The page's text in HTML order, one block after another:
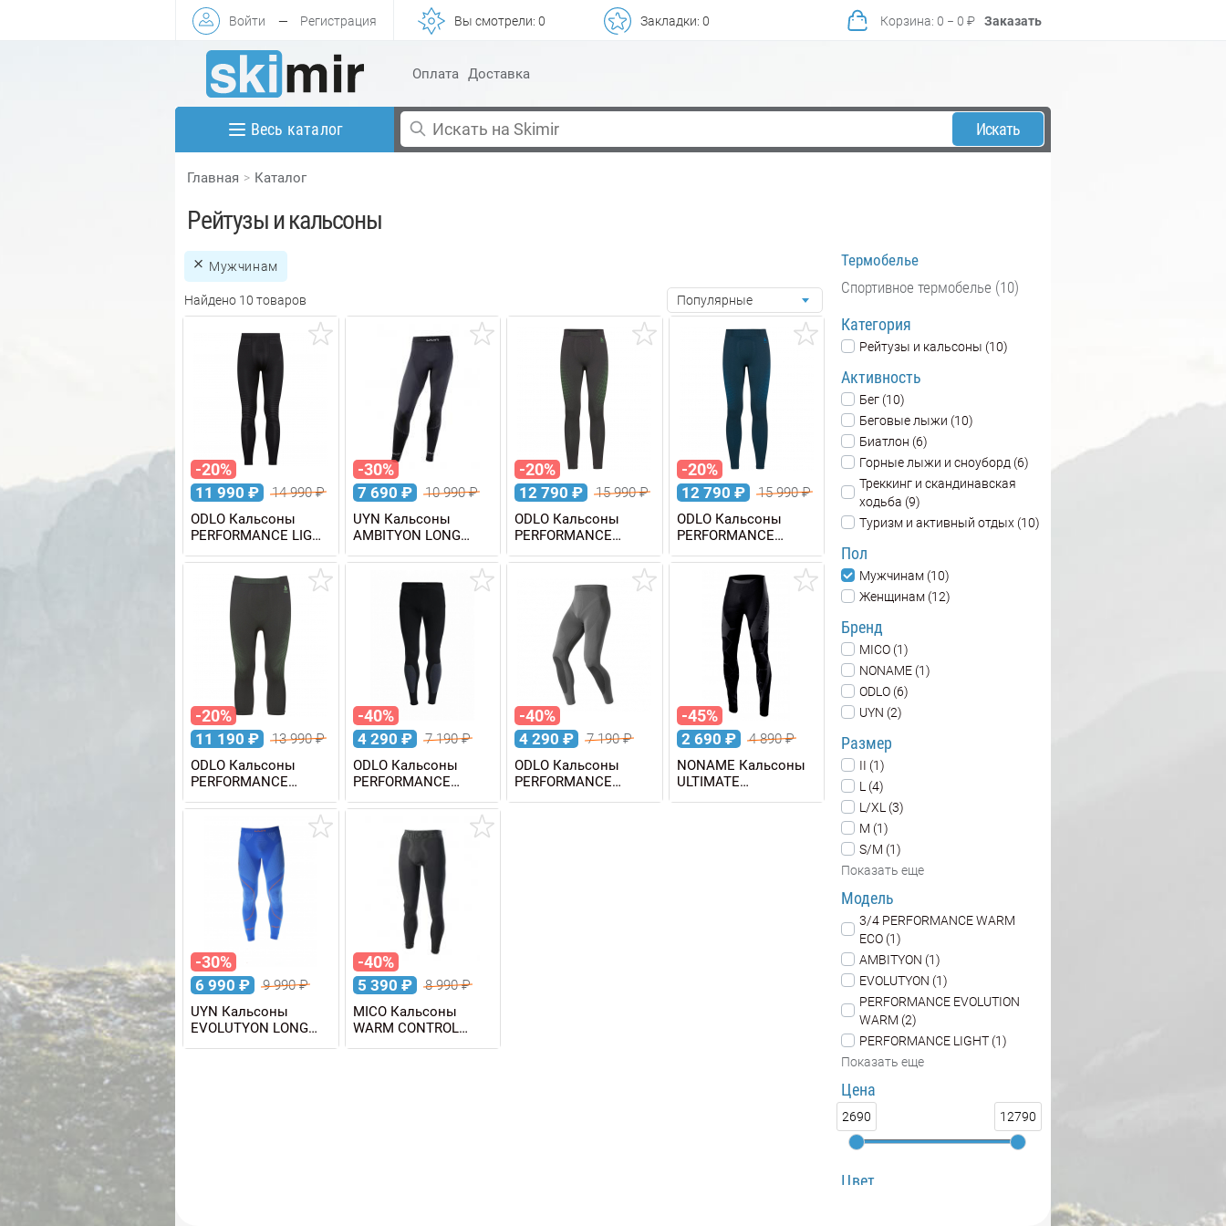
Войти — Регистрация Вы смотрели: 0 Закладки: 0 Корзина: 0 − 0 ₽ Заказать
Оплата Доставка
Весь каталог Искать
Главная Каталог
Рейтузы и кальсоны
Мужчинам
Найдено 10 товаров Популярные
-20%
11 990 ₽ 14 990₽
ODLO Кальсоны
PERFORMANCE LIGHT
мужские
-30%
7 690 ₽ 10 990₽
UYN Кальсоны
AMBITYON LONG
мужские
-20%
12 790 ₽ 15 990₽
ODLO Кальсоны
PERFORMANCE
WARM Eco мужские
-20%
12 790 ₽ 15 990₽
ODLO Кальсоны
PERFORMANCE
WARM Eco мужские
-20%
11 190 ₽ 13 990₽
ODLO Кальсоны
PERFORMANCE
WARM Eco 3/4
мужские
-40%
4 290 ₽ 7 190₽
ODLO Кальсоны
PERFORMANCE
EVOLUTION WARM
мужские
-40%
4 290 ₽ 7 190₽
ODLO Кальсоны
PERFORMANCE
EVOLUTION WARM
-45%
2 690 ₽ 4 890₽
NONAME Кальсоны
ULTIMATE
UNDERWEAR PANTS
-30%
6 990 ₽ 9 990₽
UYN Кальсоны
EVOLUTYON LONG
мужские
-40%
5 390 ₽ 8 990₽
MICO Кальсоны
WARM CONTROL
SKINTECH мужские
Термобелье
Спортивное термобелье (10)
Категория
Рейтузы и кальсоны (10)
Активность
Бег (10)
Беговые лыжи (10)
Биатлон (6)
Горные лыжи и сноуборд (6)
Треккинг и скандинавская
ходьба (9)
Туризм и активный отдых (10)
Пол
Мужчинам (10)
Женщинам (12)
Бренд
MICO (1)
NONAME (1)
ODLO (6)
UYN (2)
Размер
II (1)
L (4)
L/XL (3)
M (1)
S/M (1)
Показать еще
Модель
3/4 PERFORMANCE WARM
ECO (1)
AMBITYON (1)
EVOLUTYON (1)
PERFORMANCE EVOLUTION
WARM (2)
PERFORMANCE LIGHT (1)
Показать еще
Цена
2690 12790
Цвет